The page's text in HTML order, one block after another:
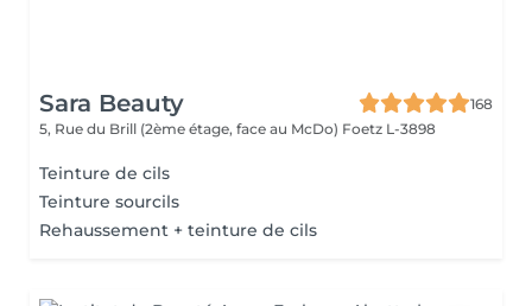
Sara Beauty
168
5, Rue du Brill (2ème étage, face au McDo) Foetz L-3898
Teinture de cils
Teinture sourcils
Rehaussement + teinture de cils